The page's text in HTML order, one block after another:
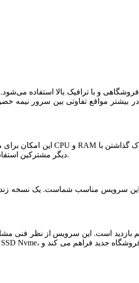
و با ترافیک بالا استفاده
بیشتر مواقع تفاوتی بین سرور
دیگر مشترکین استفاده شود. این سرویس مناسب فروشگاه های خاص، پربازدید با نیازمندی های بخصوص است.